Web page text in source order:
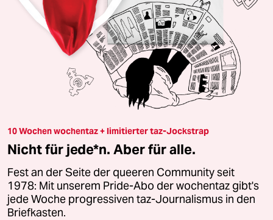
10 Wochen wochentaz + limitierter taz-Jockstrap
Nicht für jede*n. Aber für alle.
Fest an der Seite der queeren Community seit
1978: Mit unserem Pride-Abo der wochentaz gibt's
jede Woche progressiven taz-Journalismus in den
Briefkasten.